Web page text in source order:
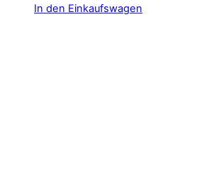
In den Einkaufswagen